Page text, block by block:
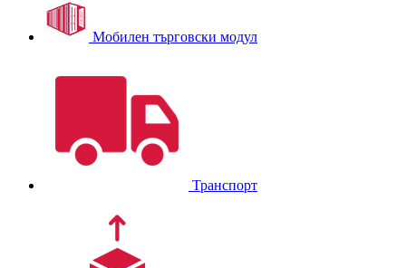
Мобилен търговски модул
Транспорт